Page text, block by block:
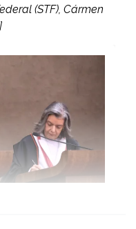
(STF), Cármen